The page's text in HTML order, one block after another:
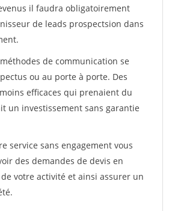
il faudra obligatoirement
de leads prospectsion dans
de communication se
ou au porte à porte. Des
efficaces qui prenaient du
un investissement sans garantie
service sans engagement vous
des demandes de devis en
votre activité et ainsi assurer un